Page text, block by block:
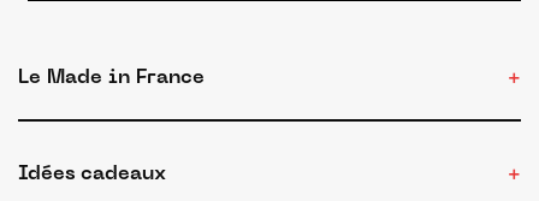
Le Made in France
Idées cadeaux